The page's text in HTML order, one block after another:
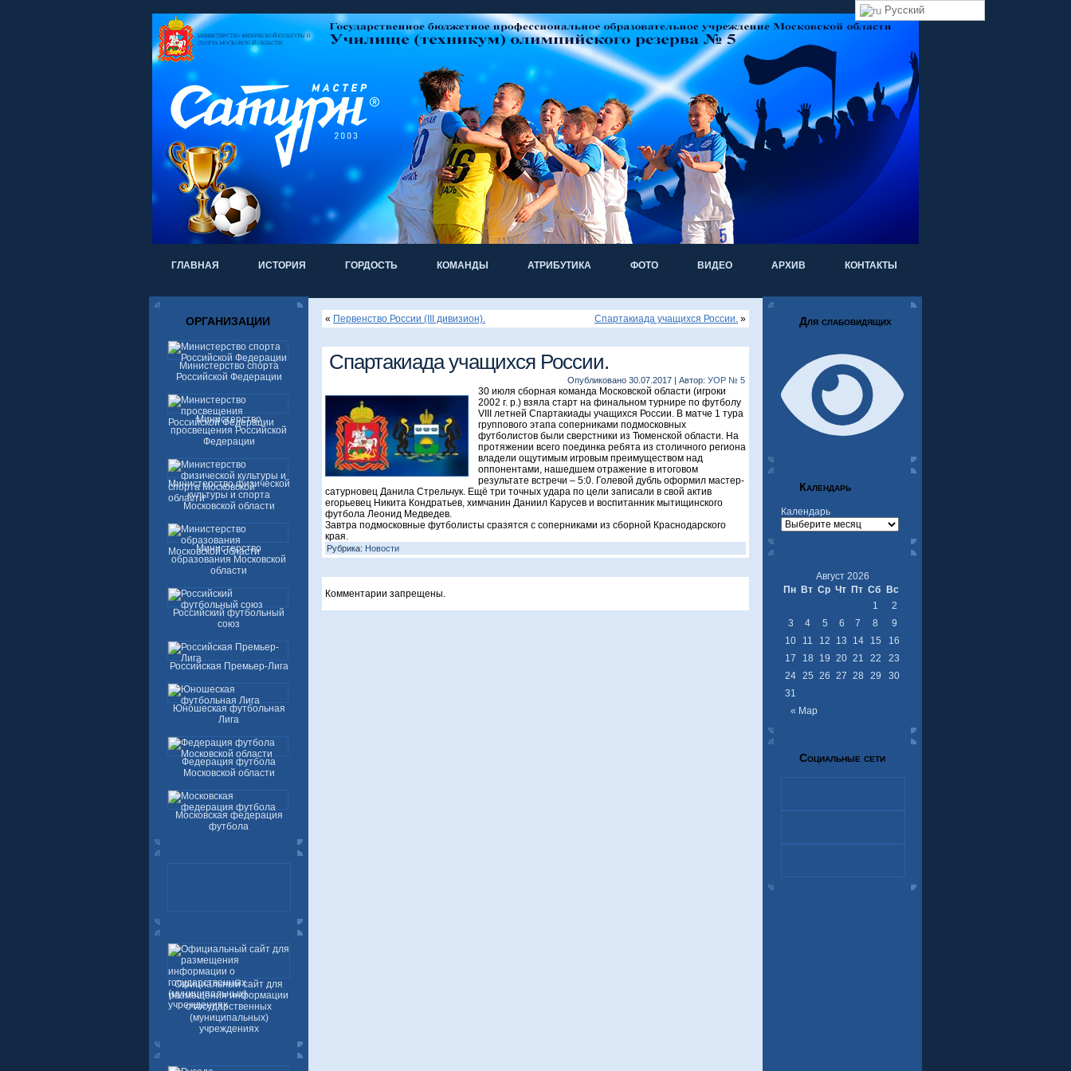
ГЛАВНАЯ ИСТОРИЯ ГОРДОСТЬ КОМАНДЫ АТРИБУТИКА ФОТО ВИДЕО АРХИВ КОНТАКТЫ
ОРГАНИЗАЦИИ
Министерство спорта
Российской Федерации
Министерство
просвещения Российской
Федерации
Министерство физической
культуры и спорта
Московской области
Министерство
образования Московской
области
Российский футбольный
союз
Российская Премьер-Лига
Юношеская футбольная
Лига
Федерация футбола
Московской области
Московская федерация
футбола
Официальный сайт для
размещения информации
о государственных
(муниципальных)
учреждениях
« Первенство России (III дивизион). Спартакиада учащихся России. »
Спартакиада учащихся России.
Опубликовано 30.07.2017 | Автор: УОР № 5
30 июля сборная команда Московской области (игроки
2002 г. р.) взяла старт на финальном турнире по футболу
VIII летней Спартакиады учащихся России. В матче 1 тура
группового этапа соперниками подмосковных
футболистов были сверстники из Тюменской области. На
протяжении всего поединка ребята из столичного региона
владели ощутимым игровым преимуществом над
оппонентами, нашедшем отражение в итоговом
результате встречи – 5:0. Голевой дубль оформил мастер-
сатурновец Данила Стрельчук. Ещё три точных удара по цели записали в свой актив
егорьевец Никита Кондратьев, химчанин Даниил Карусев и воспитанник мытищинского
футбола Леонид Медведев.
Завтра подмосковные футболисты сразятся с соперниками из сборной Краснодарского
края.
Рубрика: Новости
Комментарии запрещены.
Для слабовидящих
Календарь
Календарь
Август 2026
Пн Вт Ср Чт Пт Сб Вс
« Мар
1
2
3
4 5 6 7 8
9
10
11 12 13 14 15
16
17
18 19 20 21 22
23
24 25 26 27 28 29
30
31
Социальные сети
Русский